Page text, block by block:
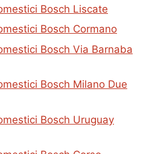
Bosch Liscate
Bosch Cormano
Bosch Via Barnaba
Bosch Milano Due
Bosch Uruguay